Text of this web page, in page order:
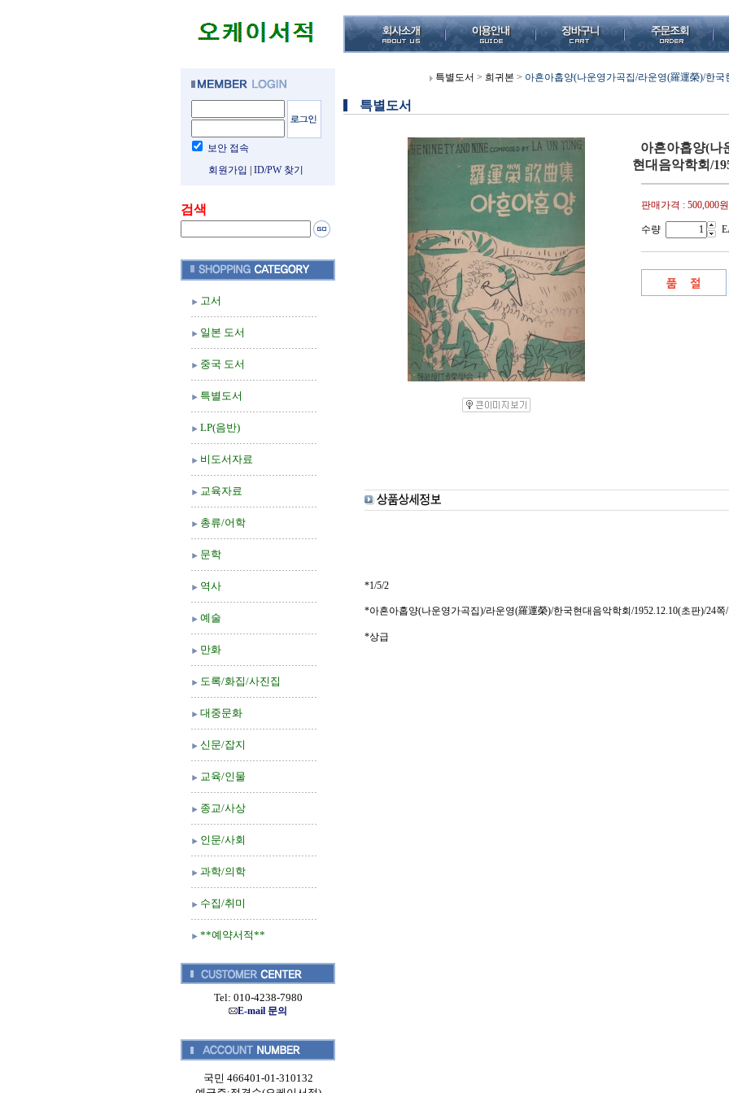
보안 접속
회원가입
ID/PW 찾기
검색
고서
일본 도서
중국 도서
특별도서
LP(음반)
비도서자료
교육자료
총류/어학
문학
역사
예술
만화
도록/화집/사진집
대중문화
신문/잡지
교육/인물
종교/사상
인문/사회
과학/의학
수집/취미
**예약서적**
Tel: 010-4238-7980
E-mail 문의
국민 466401-01-310132
특별도서 > 희귀본 > 아흔아홉양(나운영가곡집/라운영(羅運榮)/한국
특별도서
아흔아홉양(나
현대음악학회/
판매가격 : 500,000원
수량
*1/5/2
*아흔아홉양(나운영가곡집)/라운영(羅運榮)/한국현대음악학회/1952.12.10(초판)/24쪽
*상급